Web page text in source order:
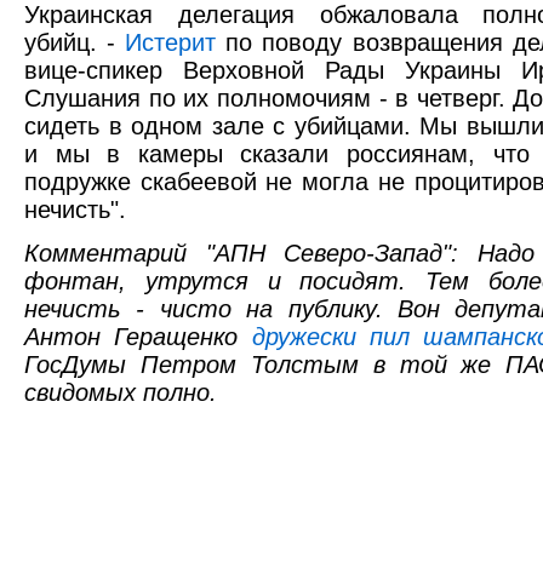
Украинская делегация обжаловала
убийц. - Истерит по поводу возвращения
вице-спикер Верховной Рады Украины
Слушания по их полномочиям - в четверг.
сидеть в одном зале с убийцами. Мы
и мы в камеры сказали россиянам,
подружке скабеевой не могла не
нечисть".
Комментарий "АПН Северо-Запад":
фонтан, утрутся и посидят. Тем
нечисть - чисто на публику. Вон
Антон Геращенко дружески пил
ГосДумы Петром Толстым в той же
свидомых полно.